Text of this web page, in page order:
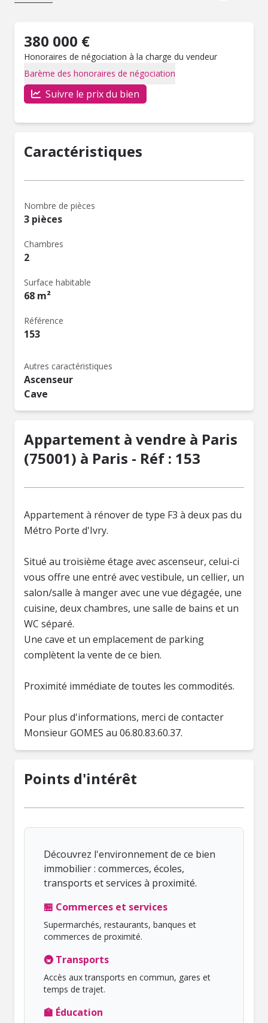
380 000 €
Honoraires de négociation à la charge du vendeur
Barème des honoraires de négociation
Suivre le prix du bien
Caractéristiques
Nombre de pièces
3 pièces
Chambres
2
Surface habitable
68 m²
Référence
153
Autres caractéristiques
Ascenseur
Cave
Appartement à vendre à Paris
(75001) à Paris - Réf : 153
Appartement à rénover de type F3 à deux pas du
Métro Porte d'Ivry.
Situé au troisième étage avec ascenseur, celui-ci
vous offre une entré avec vestibule, un cellier, un
salon/salle à manger avec une vue dégagée, une
cuisine, deux chambres, une salle de bains et un
WC séparé.
Une cave et un emplacement de parking
complètent la vente de ce bien.
Proximité immédiate de toutes les commodités.
Pour plus d'informations, merci de contacter
Monsieur GOMES au 06.80.83.60.37.
Points d'intérêt
Découvrez l'environnement de ce bien
immobilier : commerces, écoles,
transports et services à proximité.
🏪 Commerces et services
Supermarchés, restaurants, banques et
commerces de proximité.
🚇 Transports
Accès aux transports en commun, gares et
temps de trajet.
🏫 Éducation